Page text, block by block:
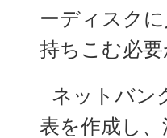
ーディスク
持ちこむ必
ネットバン
表を作成し